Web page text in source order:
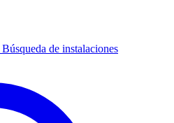
Búsqueda de instalaciones